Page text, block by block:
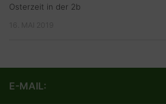
Osterzeit in der 2b
E-MAIL: